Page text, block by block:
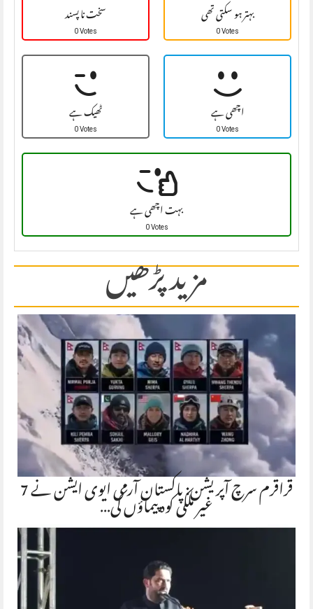
سخت نا پسند
0 Votes بہتر ہو سکتی تھی
0 Votes
ٹھیک ہے
0 Votes اچھی ہے
0 Votes
بہت اچھی ہے
0 Votes
مزید پڑھیں
قراقرم سرچ آپریشن: پاکستان آرمی ایوی ایشن نے 7 غیر ملکی کوہ پیماؤں کی…